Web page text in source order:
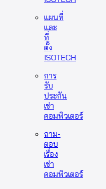
แผนที่
และ
ที่
ตั้ง
ISOTECH
การ
รับ
ประกัน
เช่า
คอมพิวเตอร์
ถาม-
ตอบ
เรื่อง
เช่า
คอมพิวเตอร์